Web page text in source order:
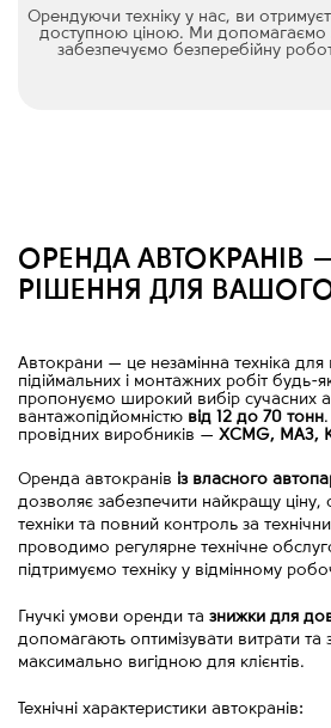
Орендуючи техніку у нас, ви
доступною ціною. Ми допомагаємо
забезпечуємо безперебійну
ОРЕНДА АВТОКРАНІВ
РІШЕННЯ ДЛЯ ВАШОГО
Автокрани — це незамінна техніка
підіймальних і монтажних робіт будь-
пропонуємо широкий вибір сучасних
вантажопідйомністю від 12 до 70 тонн
провідних виробників — XCMG, МАЗ,
Оренда автокранів із власного
дозволяє забезпечити найкращу
техніки та повний контроль за
проводимо регулярне технічне
підтримуємо техніку у відмінному
Гнучкі умови оренди та знижки для
допомагають оптимізувати витрати та
максимально вигідною для клієнтів.
Технічні характеристики автокранів: